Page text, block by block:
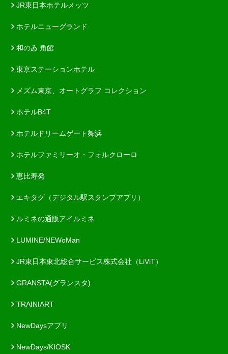
JR東日本ホテルメッツ
ホテルニューグランド
和のゐ 角館
東京ステーションホテル
メズム東京、オートグラフ コレクション
ホテルB4T
ホテルドリームゲート舞浜
ホテルファミリーオ・フォルクローロ
恵比寿発
エキタグ（デジタル駅スタンプアプリ）
ルミネの通販アイルミネ
LUMINE/NEWoMan
JR東日本東北総合サービス株式会社（LiViT）
GRANSTA(グランスタ)
TRAINIART
NewDaysアプリ
NewDays/KIOSK